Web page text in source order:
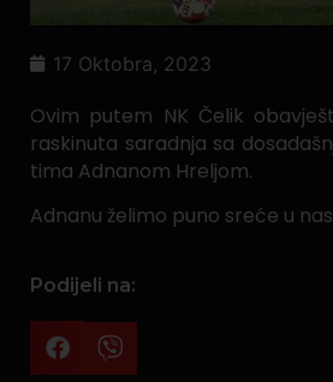
17 Oktobra, 2023
Ovim putem NK Čelik
raskinuta saradnja sa
tima Adnanom Hreljom.
Adnanu želimo puno sreće u
Podijeli na: